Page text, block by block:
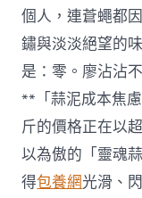
個人，連蒼蠅都
鏽與淡淡絕望的
是：零。廖沾沾
**「蒜泥成本焦
斤的價格正在以
以為傲的「靈魂
得包養網光滑、